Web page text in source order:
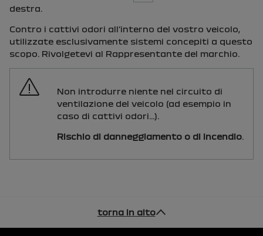
destra.
Contro i cattivi odori all’interno del vostro veicolo,
utilizzate esclusivamente sistemi concepiti a questo
scopo. Rivolgetevi al Rappresentante del marchio.
Non introdurre niente nel circuito di
ventilazione del veicolo (ad esempio in
caso di cattivi odori...).
Rischio di danneggiamento o di incendio.
torna in alto